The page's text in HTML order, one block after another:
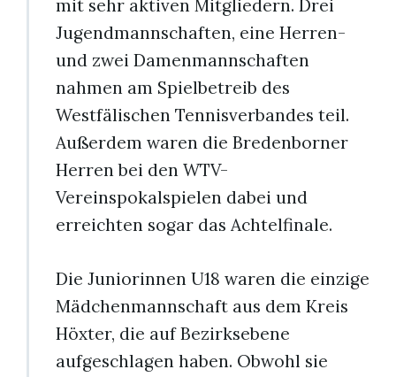
mit sehr aktiven Mitgliedern. Drei
Jugendmannschaften, eine Herren-
und zwei Damenmannschaften
nahmen am Spielbetreib des
Westfälischen Tennisverbandes teil.
Außerdem waren die Bredenborner
Herren bei den WTV-
Vereinspokalspielen dabei und
erreichten sogar das Achtelfinale.
Die Juniorinnen U18 waren die einzige
Mädchenmannschaft aus dem Kreis
Höxter, die auf Bezirksebene
aufgeschlagen haben. Obwohl sie